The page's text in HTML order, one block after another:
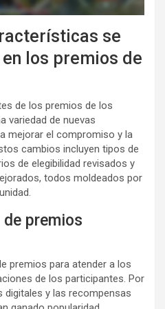
se
los premios de
de los premios de los
variedad de nuevas
mejorar el compromiso y la
cambios incluyen tipos de
de elegibilidad revisados y
todos moldeados por
premios
premios para atender a los
de los participantes. Por
digitales y las recompensas